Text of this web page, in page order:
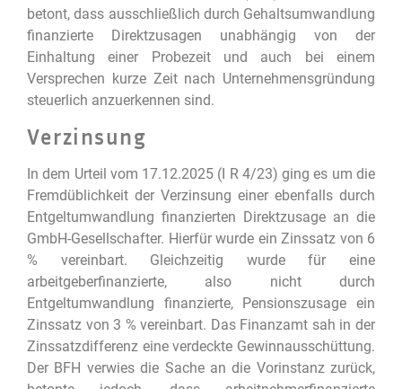
betont, dass ausschließlich durch Gehaltsumwandlung
finanzierte Direktzusagen unabhängig von der
Einhaltung einer Probezeit und auch bei einem
Versprechen kurze Zeit nach Unternehmensgründung
steuerlich anzuerkennen sind.
Verzinsung
In dem Urteil vom 17.12.2025 (I R 4/23) ging es um die
Fremdüblichkeit der Verzinsung einer ebenfalls durch
Entgeltumwandlung finanzierten Direktzusage an die
GmbH-Gesellschafter. Hierfür wurde ein Zinssatz von 6
% vereinbart. Gleichzeitig wurde für eine
arbeitgeberfinanzierte, also nicht durch
Entgeltumwandlung finanzierte, Pensionszusage ein
Zinssatz von 3 % vereinbart. Das Finanzamt sah in der
Zinssatzdifferenz eine verdeckte Gewinnausschüttung.
Der BFH verwies die Sache an die Vorinstanz zurück,